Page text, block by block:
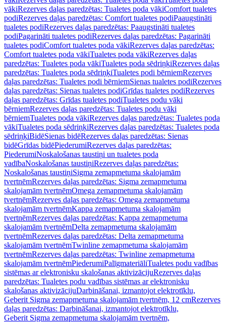
vākiRezerves daļas paredzētas: Tualetes poda vākiComfort tualetes
podiRezerves daļas paredzētas: Comfort tualetes podiPaaugstināti
tualetes podiRezerves daļas paredzētas: Paaugstināti tualetes
podiPagarināti tualetes podiRezerves daļas paredzētas: Pagarināti
tualetes podiComfort tualetes poda vākiRezerves daļas paredzētas:
Comfort tualetes poda vākiTualetes poda vākiRezerves daļas
paredzētas: Tualetes poda vākiTualetes poda sēdriņķiRezerves daļas
paredzētas: Tualetes poda sēdriņķiTualetes podi bērniemRezerves
daļas paredzētas: Tualetes podi bērniemSienas tualetes podiRezerves
daļas paredzētas: Sienas tualetes podiGrīdas tualetes podiRezerves
daļas paredzētas: Grīdas tualetes podiTualetes podu vāki
bērniemRezerves daļas paredzētas: Tualetes podu vāki
bērniemTualetes poda vākiRezerves daļas paredzētas: Tualetes poda
vākiTualetes poda sēdriņķiRezerves daļas paredzētas: Tualetes poda
sēdriņķiBidēSienas bidēRezerves daļas paredzētas: Sienas
bidēGrīdas bidēPiederumiRezerves daļas paredzētas:
PiederumiNoskalošanas taustiņi un tualetes poda
vadībaNoskalošanas taustiņiRezerves daļas paredzētas:
Noskalošanas taustiņiSigma zemapmetuma skalojamām
tvertnēmRezerves daļas paredzētas: Sigma zemapmetuma
skalojamām tvertnēmOmega zemapmetuma skalojamām
tvertnēmRezerves daļas paredzētas: Omega zemapmetuma
skalojamām tvertnēmKappa zemapmetuma skalojamām
tvertnēmRezerves daļas paredzētas: Kappa zemapmetuma
skalojamām tvertnēmDelta zemapmetuma skalojamām
tvertnēmRezerves daļas paredzētas: Delta zemapmetuma
skalojamām tvertnēmTwinline zemapmetuma skalojamām
tvertnēmRezerves daļas paredzētas: Twinline zemapmetuma
skalojamām tvertnēmPiederumiPalīgmateriāliTualetes podu vadības
sistēmas ar elektronisku skalošanas aktivizācijuRezerves daļas
paredzētas: Tualetes podu vadības sistēmas ar elektronisku
skalošanas aktivizācijuDarbināšanai, izmantojot elektrotīklu,
Geberit Sigma zemapmetuma skalojamām tvertnēm, 12 cmRezerves
daļas paredzētas: Darbināšanai, izmantojot elektrotīklu,
Geberit Sigma zemapmetuma skalojamām tvertnēm,